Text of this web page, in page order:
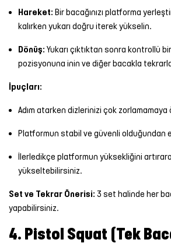
Hareket: Bir bacağınızı platforma
kalırken yukarı doğru iterek yükselin.
Dönüş: Yukarı çıktıktan sonra kontrollü
pozisyonuna inin ve diğer bacakla
İpuçları:
Adım atarken dizlerinizi çok
Platformun stabil ve güvenli olduğundan
İlerledikçe platformun yüksekliğini
yükseltebilirsiniz.
Set ve Tekrar Önerisi: 3 set halinde her
yapabilirsiniz.
4. Pistol Squat (Tek